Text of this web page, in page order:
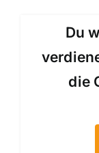
Du
die